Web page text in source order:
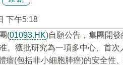
下午5:18
(01093.HK)自願公告，集團開
。獲批研究為一項多中心、首
瘤(包括非小細胞肺癌)的安全性